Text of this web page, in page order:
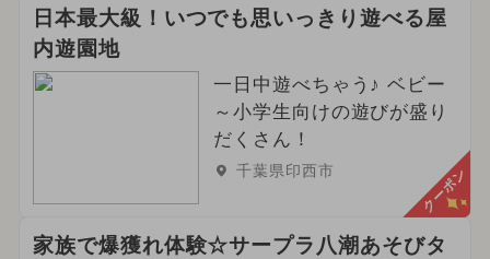
日本最大級！いつでも思いっきり遊べる屋
内遊園地
一日中遊べちゃう♪ ベビー
～小学生向けの遊びが盛り
だくさん！
千葉県印西市 クーポン
家族で爆獲れ体験☆サープラ八潮あそびタ